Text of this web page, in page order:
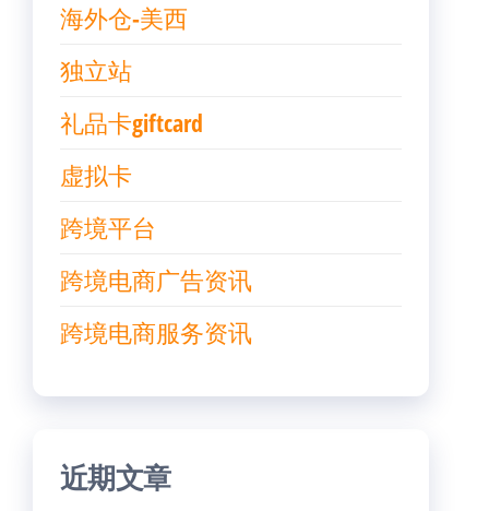
海外仓-美西
独立站
礼品卡giftcard
虚拟卡
跨境平台
跨境电商广告资讯
跨境电商服务资讯
近期文章